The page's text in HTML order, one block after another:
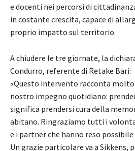
e docenti nei percorsi di
in costante crescita, capace di
proprio impatto sul territorio.
A chiudere le tre giornate, la
Condurro, referente di Retake Bari:
«Questo intervento racconta molto
nostro impegno quotidiano:
significa prendersi cura della
abitano. Ringraziamo tutti i
e i partner che hanno reso
Un grazie particolare va a Sikkens,